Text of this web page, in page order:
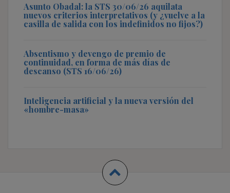
Asunto Obadal: la STS 30/06/26 aquilata
nuevos criterios interpretativos (y ¿vuelve a la
casilla de salida con los indefinidos no fijos?)
Absentismo y devengo de premio de
continuidad, en forma de más días de
descanso (STS 16/06/26)
Inteligencia artificial y la nueva versión del
«hombre-masa»